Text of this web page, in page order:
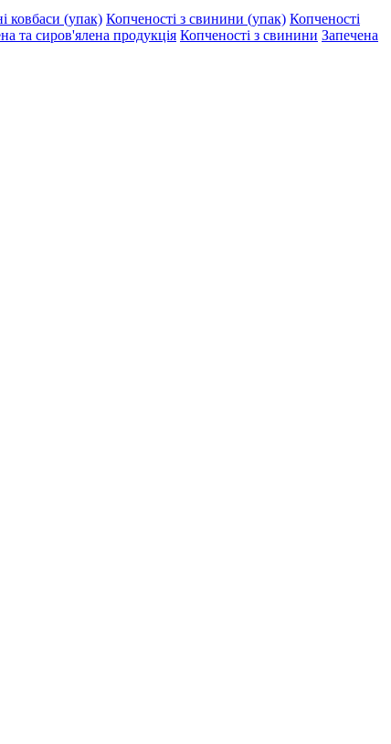
ковбаси (упак) Копченості з свинини (упак) Копченості
та сиров'ялена продукція Копченості з свинини Запечена